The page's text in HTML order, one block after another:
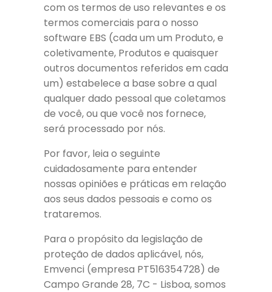
com os termos de uso relevantes e os
termos comerciais para o nosso
software EBS (cada um um Produto, e
coletivamente, Produtos e quaisquer
outros documentos referidos em cada
um) estabelece a base sobre a qual
qualquer dado pessoal que coletamos
de você, ou que você nos fornece,
será processado por nós.
Por favor, leia o seguinte
cuidadosamente para entender
nossas opiniões e práticas em relação
aos seus dados pessoais e como os
trataremos.
Para o propósito da legislação de
proteção de dados aplicável, nós,
Emvenci (empresa PT516354728) de
Campo Grande 28, 7C - Lisboa, somos